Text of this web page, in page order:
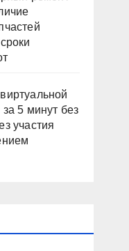
5 минут без
участия